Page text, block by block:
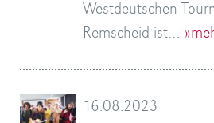
Westdeutschen
Remscheid ist…
16.08.2023